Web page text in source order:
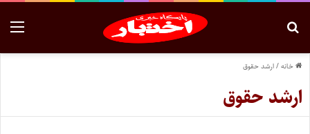
خانه/ارشد حقوق
ارشد حقوق